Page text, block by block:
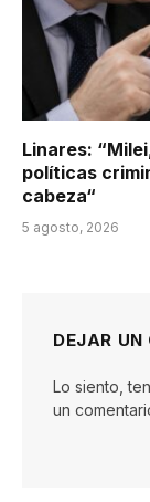
Linares:
políticas
cabeza“
5 agosto, 2026
DEJAR UN
Lo siento,
un